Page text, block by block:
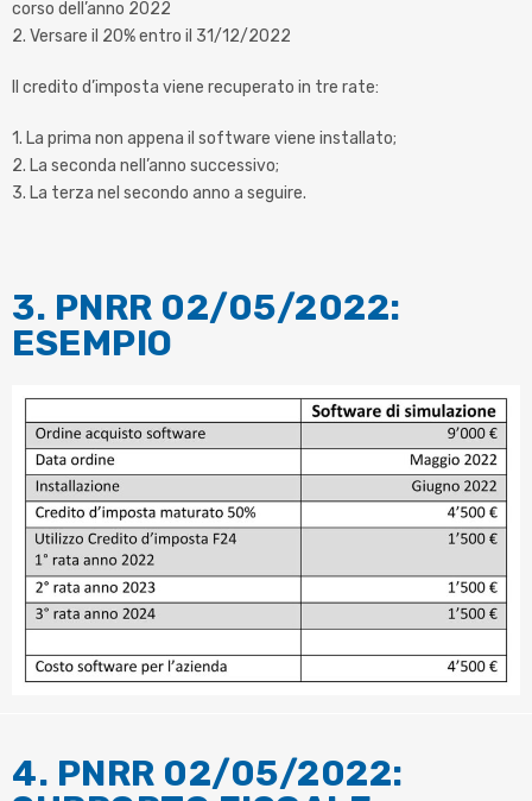
corso dell’anno 2022
2. Versare il 20% entro il 31/12/2022
Il credito d’imposta viene recuperato in tre rate:
1. La prima non appena il software viene installato;
2. La seconda nell’anno successivo;
3. La terza nel secondo anno a seguire.
3. PNRR 02/05/2022:
ESEMPIO
4. PNRR 02/05/2022: